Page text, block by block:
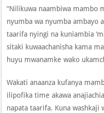
“Nilikuwa naambiwa
nyumba wa nyumba ambayo
taarifa nyingi na kuniambia
sitaki kuwaachanisha kama
huyu mwanamke wako
Wakati anaanza kufanya
ilipofika time akawa
napata taarifa. Kuna washkaji